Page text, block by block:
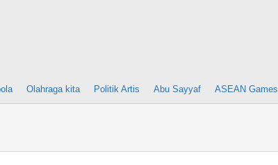
Olahraga kita Politik Artis Abu Sayyaf ASEAN Games